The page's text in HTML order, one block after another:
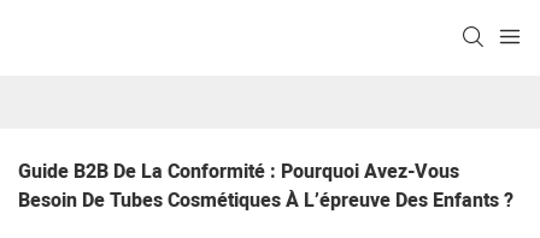
Guide B2B De La Conformité : Pourquoi Avez-Vous
Besoin De Tubes Cosmétiques À L’épreuve Des Enfants ?